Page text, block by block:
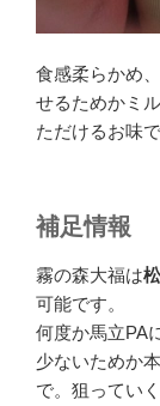
食感柔らかめ
せるためかミ
ただけるお味で
補足情報
霧の森大福は
可能です。
何度か馬立PA
少ないためか
で。狙ってい